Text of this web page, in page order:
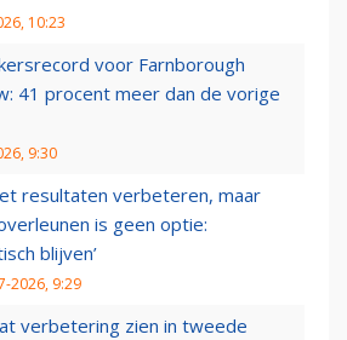
10:23
voor Farnborough
41 procent meer dan de vorige
9:30
resultaten verbeteren, maar
is geen optie:
blijven’
2026, 9:29
verbetering zien in tweede